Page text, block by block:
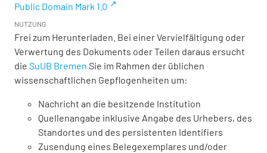
Public Domain Mark 1.0
NUTZUNG
Frei zum Herunterladen. Bei einer Vervielfältigung oder
Verwertung des Dokuments oder Teilen daraus ersucht
die SuUB Bremen Sie im Rahmen der üblichen
wissenschaftlichen Gepflogenheiten um:
Nachricht an die besitzende Institution
Quellenangabe inklusive Angabe des Urhebers, des
Standortes und des persistenten Identifiers
Zusendung eines Belegexemplares und/oder